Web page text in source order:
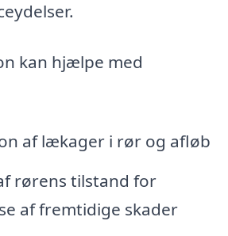
kan hjælpe med
af lækager i rør og afløb
rørens tilstand for
af fremtidige skader